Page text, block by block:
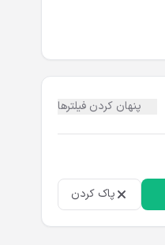
پنهان کردن فیلترها
پاک کردن